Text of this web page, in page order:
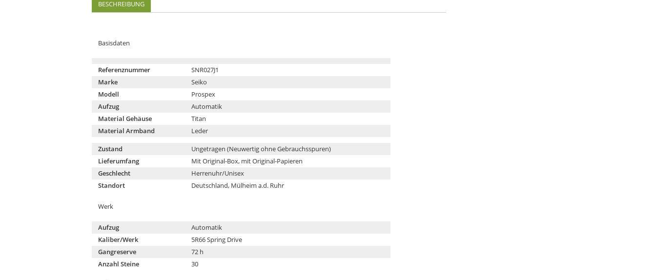
BESCHREIBUNG
Basisdaten
Referenznummer
SNR027J1
Marke
Seiko
Modell
Prospex
Aufzug
Automatik
Material Gehäuse
Titan
Material Armband
Leder
Zustand
Ungetragen (Neuwertig ohne Gebrauchsspuren)
Lieferumfang
Mit Original-Box, mit Original-Papieren
Geschlecht
Herrenuhr/Unisex
Standort
Deutschland, Mülheim a.d. Ruhr
Werk
Aufzug
Automatik
Kaliber/Werk
5R66 Spring Drive
Gangreserve
72 h
Anzahl Steine
30